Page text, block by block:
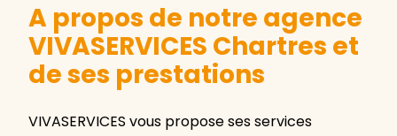
A propos de notre agence
VIVASERVICES Chartres et
de ses prestations
VIVASERVICES vous propose ses services